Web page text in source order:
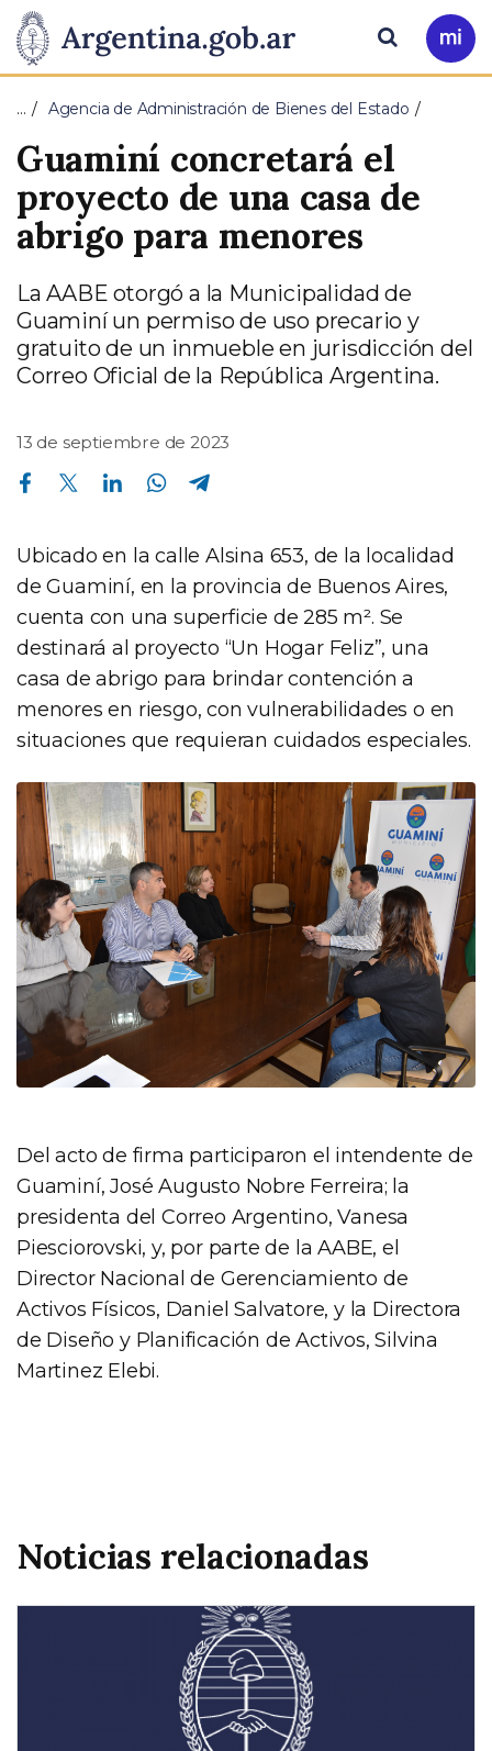
Presidencia
de
la
Nación
Pasar al contenido principal
Ir
a
Buscar
… Agencia de Administración de Bienes del Estado
Guaminí concretará el
proyecto de una casa de
abrigo para menores
La AABE otorgó a la Municipalidad de
Guaminí un permiso de uso precario y
gratuito de un inmueble en jurisdicción del
Correo Oficial de la República Argentina.
13 de septiembre de 2023
Compartir en Facebook Compartir en Twitter Compartir en Linkedin Compartir en Whatsapp
Ubicado en la calle Alsina 653, de la localidad
de Guaminí, en la provincia de Buenos Aires,
cuenta con una superficie de 285 m². Se
destinará al proyecto “Un Hogar Feliz”, una
casa de abrigo para brindar contención a
menores en riesgo, con vulnerabilidades o en
situaciones que requieran cuidados especiales.
Del acto de firma participaron el intendente de
Guaminí, José Augusto Nobre Ferreira; la
presidenta del Correo Argentino, Vanesa
Piesciorovski, y, por parte de la AABE, el
Director Nacional de Gerenciamiento de
Activos Físicos, Daniel Salvatore, y la Directora
de Diseño y Planificación de Activos, Silvina
Martinez Elebi.
Noticias relacionadas